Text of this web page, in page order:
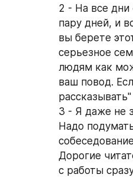
2 - На все дни
пару дней, и
вы берете
серьезное
людям как
ваш повод.
3 - Я даже не
Надо
Дорогие
с работы